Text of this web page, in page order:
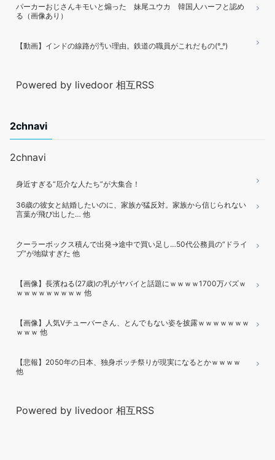
パーカーおじさんキモいと煽った 妹尾ユウカ 韓国人ハーフと認め
る（画像あり）
【動画】インドの線路が汚い理由。鉄道の職員がこれだもの(°_°)
Powered by livedoor 相互RSS
2chnavi
2chnavi
身近すぎる“厄介な人たち”が大集合！
36歳の彼女と結婚したいのに、家族が猛反対。家族から信じられない
言葉が飛び出した… 他
クーラーボックス積んで出発→途中で買い足し…50代公務員の“ドライ
ブ”が地獄すぎた 他
【画像】長濱ねる(27歳)の乳がヤバイと話題にｗｗｗｗ1700万バズｗ
ｗｗｗｗｗｗｗｗｗ 他
【画像】人気Vチューバーさん、とんでもない姿を披露ｗｗｗｗｗｗｗ
ｗｗｗ 他
【悲報】2050年の日本、独身ボッチ祭りが現実になるとかｗｗｗｗ
他
Powered by livedoor 相互RSS